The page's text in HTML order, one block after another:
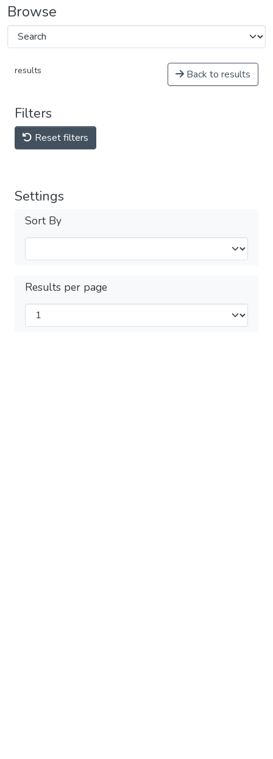
Browse
results Back to results
Filters
Reset filters
Settings
Sort By
Results per page